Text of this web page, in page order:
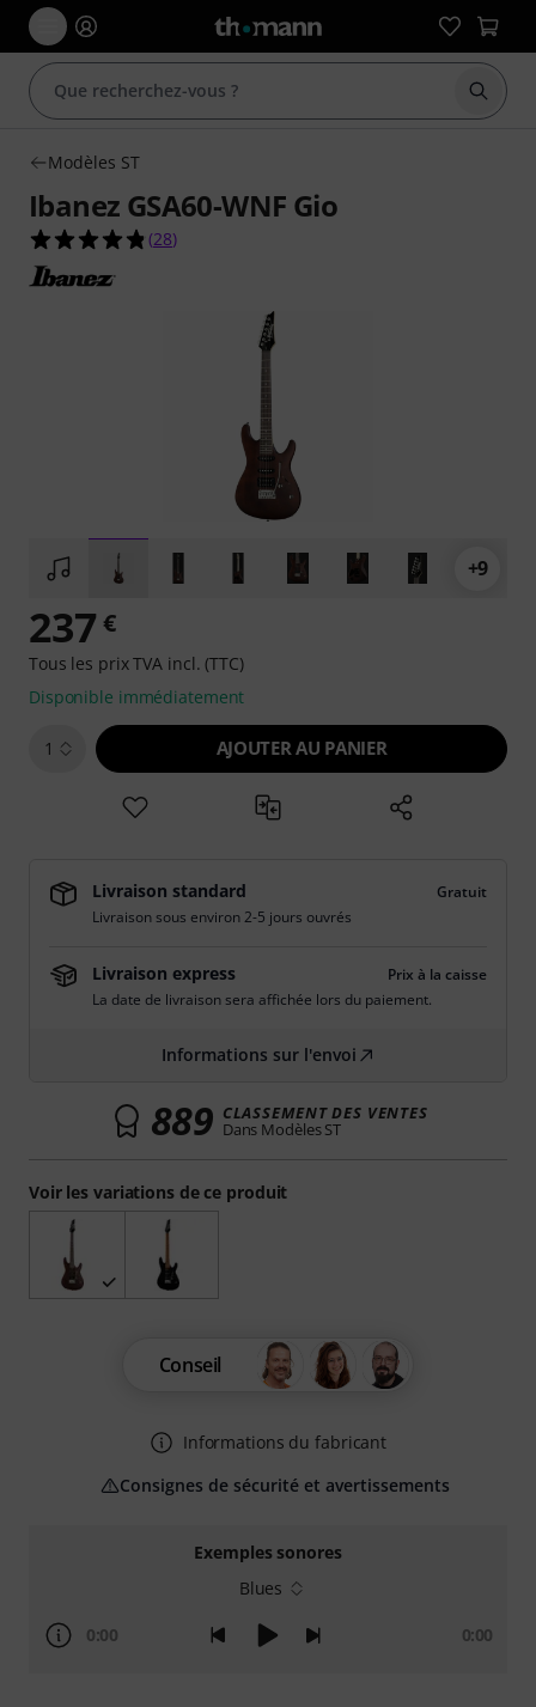
Modèles ST
Ibanez GSA60-WNF Gio
4.8 étoiles sur 5 d'après 28 évaluations clients
(28)
+9
Exemples sonores
Blues
0:00 0:00
Voir les variations de ce produit
237 €
Tous les prix TVA incl. (TTC)
Disponible immédiatement
1 AJOUTER AU PANIER
Livraison standard
Gratuit
Livraison sous environ 2-5 jours ouvrés
Livraison express
Prix à la caisse
La date de livraison sera affichée lors du paiement.
Informations sur l'envoi
889 CLASSEMENT DES VENTES
Dans Modèles ST
Conseil
Informations du fabricant
Consignes de sécurité et avertissements